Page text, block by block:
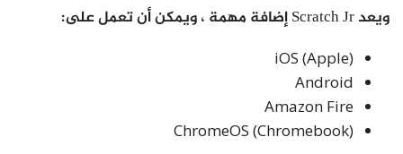
ويعد Scratch Jr إضافة مهمة ، ويمكن أن تعمل على:
iOS (Apple)
Android
Amazon Fire
ChromeOS (Chromebook)